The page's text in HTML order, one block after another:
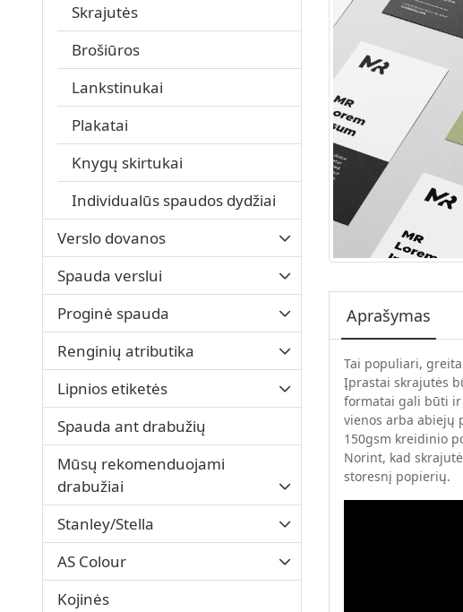
Skrajutės
Brošiūros
Lankstinukai
Plakatai
Knygų skirtukai
Individualūs spaudos dydžiai
Verslo dovanos
Spauda verslui
Proginė spauda
Renginių atributika
Lipnios etiketės
Spauda ant drabužių
Mūsų rekomenduojami
drabužiai
Stanley/Stella
AS Colour
Kojinės
Aprašymas
Tai populiari,
Įprastai skrajutės
formatai gali būti ir
vienos arba abiejų
150gsm kreidinio
Norint, kad
storesnį popierių.